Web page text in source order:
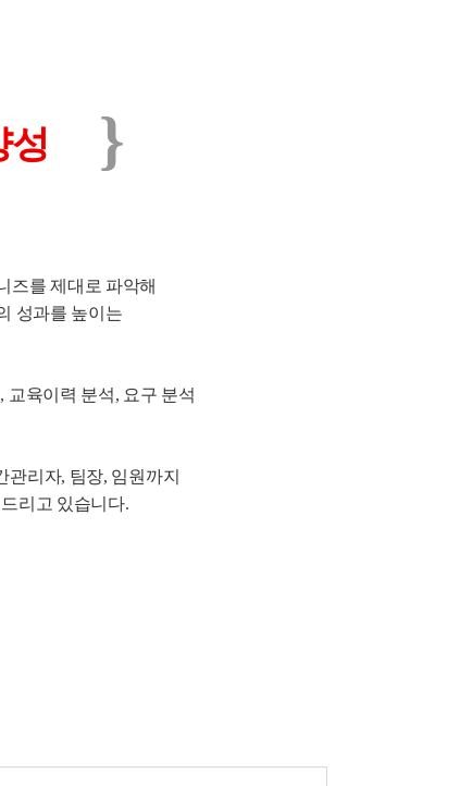
성 }
즈를 제대로 파악해
성과를 높이는
교육이력 분석, 요구 분석
리자, 팀장, 임원까지
리고 있습니다.